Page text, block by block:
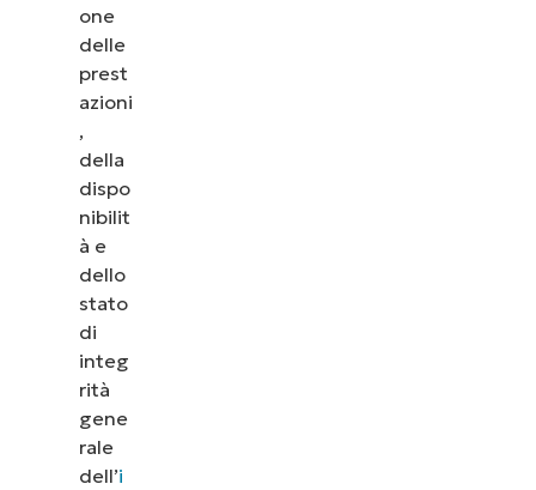
one
delle
prest
azioni
,
della
dispo
nibilit
à e
dello
stato
di
integ
rità
gene
rale
dell’i